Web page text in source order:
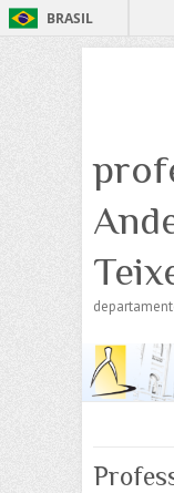
BRASIL